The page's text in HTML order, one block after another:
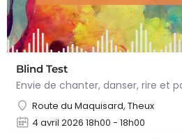
Blind Test
Route du Maquisard, Theux
4 avril 2026 18h00 - 18h00